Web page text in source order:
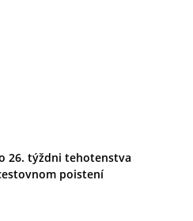
26. týždni tehotenstva
poistení